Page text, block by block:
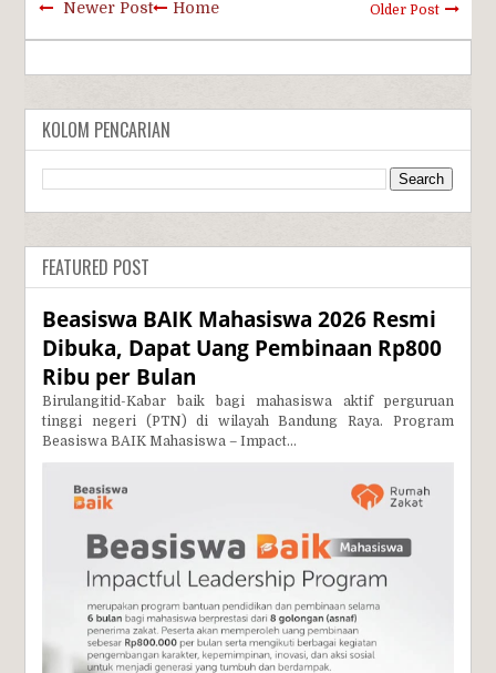
Newer Post Older Post
Home
KOLOM PENCARIAN
FEATURED POST
Beasiswa BAIK Mahasiswa 2026 Resmi
Dibuka, Dapat Uang Pembinaan Rp800
Ribu per Bulan
Birulangitid-Kabar baik bagi mahasiswa aktif perguruan
tinggi negeri (PTN) di wilayah Bandung Raya. Program
Beasiswa BAIK Mahasiswa – Impact...